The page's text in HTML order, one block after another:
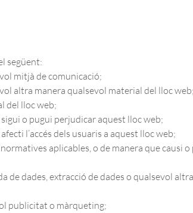
següent:
mitjà de comunicació;
altra manera qualsevol material del lloc web;
del lloc web;
o pugui perjudicar aquest lloc web;
l’accés dels usuaris a aquest lloc web;
aplicables, o de manera que causi
de dades, extracció de dades o qualsevol
publicitat o màrqueting;